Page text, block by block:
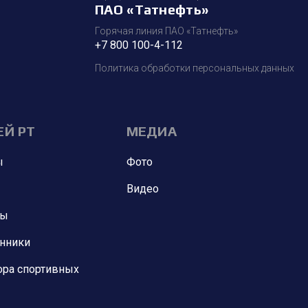
ПАО «Татнефть»
Горячая линия ПАО «Татнефть»
+7 800 100-4-112
Политика обработки персональных данных
РТ
спортивных
МЕДИА
Фото
Видео